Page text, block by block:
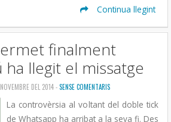
Continua llegint
finalment
ha llegit el missatge
DEL 2014 -SENSE COMENTARIS
La controvèrsia al voltant del doble tick
de Whatsapp ha arribat a la seva fi. Des